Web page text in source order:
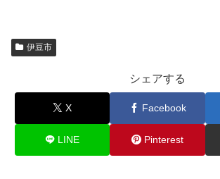
伊豆市
シェアする
X Facebook
LINE Pinterest